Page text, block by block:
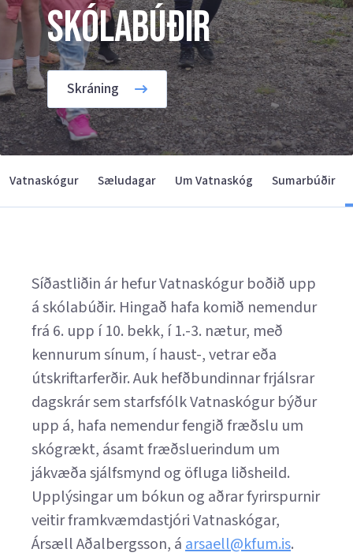
Skólabúðir
Skráning
Vatnaskógur Sæludagar Um Vatnaskóg Sumarbúðir
Síðastliðin ár hefur Vatnaskógur boðið upp
á skólabúðir. Hingað hafa komið nemendur
frá 6. upp í 10. bekk, í 1.-3. nætur, með
kennurum sínum, í haust-, vetrar eða
útskriftarferðir. Auk hefðbundinnar frjálsrar
dagskrár sem starfsfólk Vatnaskógur býður
upp á, hafa nemendur fengið fræðslu um
skógrækt, ásamt fræðsluerindum um
jákvæða sjálfsmynd og öfluga liðsheild.
Upplýsingar um bókun og aðrar fyrirspurnir
veitir framkvæmdastjóri Vatnaskógar,
Ársæll Aðalbergsson, áarsaell@kfum.is.